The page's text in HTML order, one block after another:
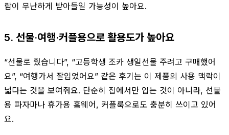
람이 무난하게 받아들일 가능성이 높아요.
5. 선물·여행·커플용으로 활용도가 높아요
“선물로 줬습니다”, “고등학생 조카 생일선물 주려고 구매했어
요”, “여행가서 잘입었어요” 같은 후기는 이 제품의 사용 맥락이
넓다는 것을 보여줘요. 단순히 집에서만 입는 것이 아니라, 선물
용 파자마나 휴가용 홈웨어, 커플룩으로도 충분히 쓰이고 있어
요.